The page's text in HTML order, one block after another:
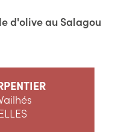
d'olive au Salagou